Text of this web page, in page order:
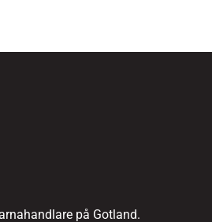
på Gotland.